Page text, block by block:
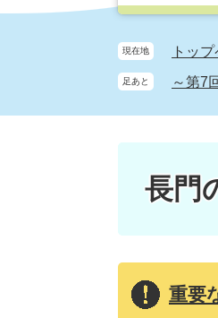
現在地 トッ
足あと ～第7
長門
重要